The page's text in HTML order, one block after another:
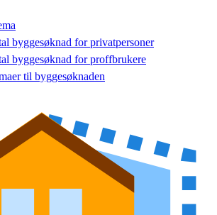
byggesøknad for privatpersoner
byggesøknad for proffbrukere
til byggesøknaden